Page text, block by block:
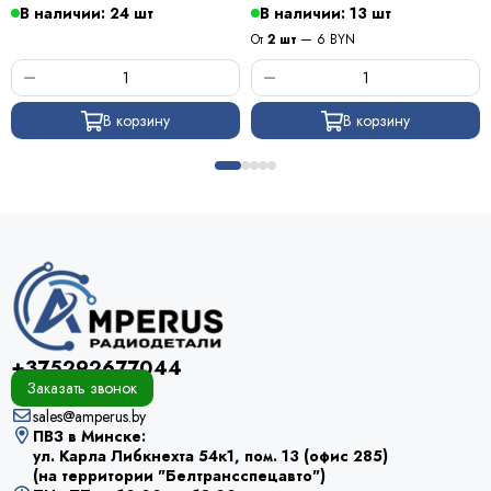
ПОС 63 / Kewei
В наличии: 24 шт
В корзину
В наличии: 13 шт
От2 шт — 6 BYN
В корзину
+375292677044
Заказать звонок
sales@amperus.by
ПВЗ в Минске:
ул. Карла Либкнехта 54к1, пом. 13 (офис 285)
(на территории "Белтрансспецавто")